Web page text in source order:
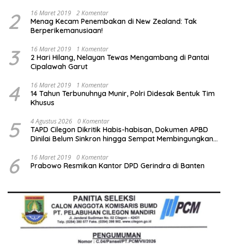
2 16 Maret 2019 2 Komentar
Menag Kecam Penembakan di New Zealand: Tak
Berperikemanusiaan!
3 16 Maret 2019 1 Komentar
2 Hari Hilang, Nelayan Tewas Mengambang di Pantai
Cipalawah Garut
4 16 Maret 2019 1 Komentar
14 Tahun Terbunuhnya Munir, Polri Didesak Bentuk Tim
Khusus
5 4 Agustus 2026 0 Komentar
TAPD Cilegon Dikritik Habis-habisan, Dokumen APBD
Dinilai Belum Sinkron hingga Sempat Membingungkan
6 16 Maret 2019 0 Komentar
Prabowo Resmikan Kantor DPD Gerindra di Banten